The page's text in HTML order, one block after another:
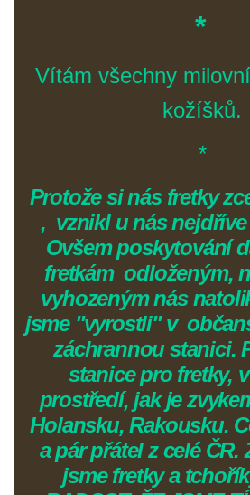
*
Vítám všechny
kožíšků.
*
Protože si nás fretky
, vznikl u nás
Ovšem poskytování
fretkám odloženým,
vyhozeným nás
jsme "vyrostli" v
záchrannou stanici.
stanice pro fretky,
prostředí, jak je
Holansku, Rakousku.
a pár přátel z celé ČR.
jsme fretky a